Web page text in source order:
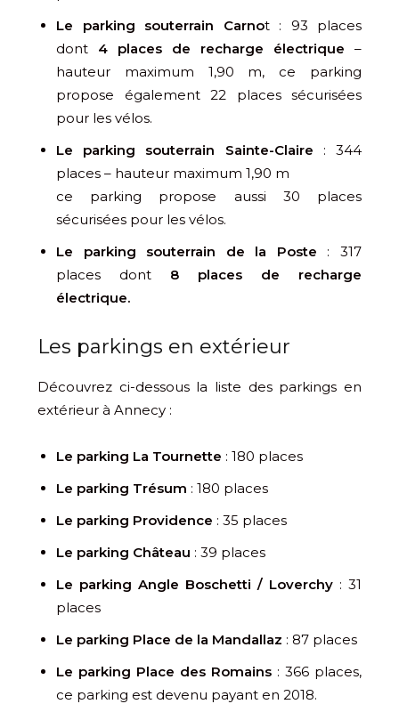
Le parking souterrain Carnot : 93 places
dont 4 places de recharge électrique –
hauteur maximum 1,90 m, ce parking
propose également 22 places sécurisées
pour les vélos.
Le parking souterrain Sainte-Claire : 344
places – hauteur maximum 1,90 m
ce parking propose aussi 30 places
sécurisées pour les vélos.
Le parking souterrain de la Poste : 317
places dont 8 places de recharge
électrique.
Les parkings en extérieur
Découvrez ci-dessous la liste des parkings en
extérieur à Annecy :
Le parking La Tournette : 180 places
Le parking Trésum : 180 places
Le parking Providence : 35 places
Le parking Château : 39 places
Le parking Angle Boschetti / Loverchy : 31
places
Le parking Place de la Mandallaz : 87 places
Le parking Place des Romains : 366 places,
ce parking est devenu payant en 2018.